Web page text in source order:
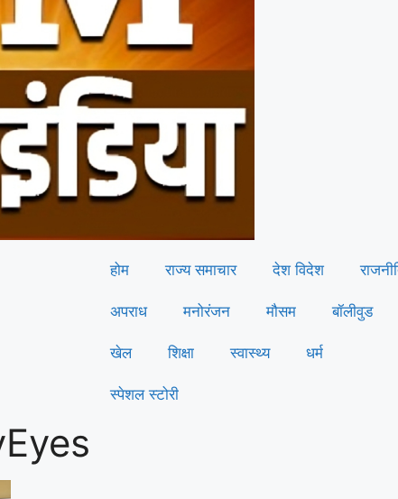
गुरुग्राम पुलिस पूरी तरह मुस्तैद
विधानसभा क्षेत्रों में होंगे वन महोत्सव, ‘एक पेड़
होम राज्य समाचार देश विदेश
अपराध मनोरंजन मौसम बॉलीवुड
खेल शिक्षा स्वास्थ्य धर्म
स्पेशल स्टोरी